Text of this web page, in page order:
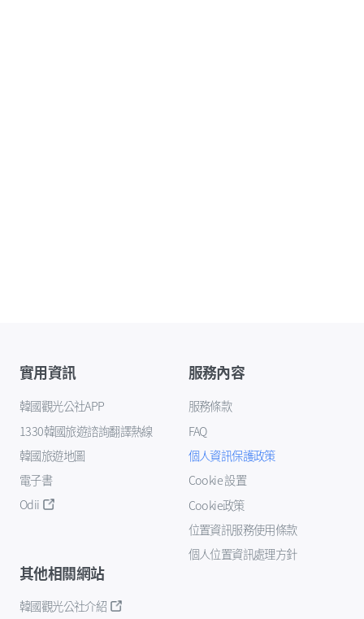
實用資訊
韓國觀光公社APP
1330韓國旅遊諮詢翻譯熱線
韓國旅遊地圖
電子書
Odii
服務內容
服務條款
FAQ
個人資訊保護政策
Cookie 設置
Cookie政策
位置資訊服務使用條款
個人位置資訊處理方針
其他相關網站
韓國觀光公社介紹